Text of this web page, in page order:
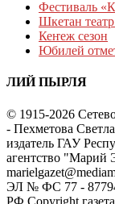
Фестиваль
Шкетан
Кеҥеж сезон
Юбилей
ЛИЙ ПЫРЛЯ
© 1915-2026
- Пехметова
издатель ГАУ
агентство "Марий
ЭЛ № ФС 77 - 87794
РФ.Copyright